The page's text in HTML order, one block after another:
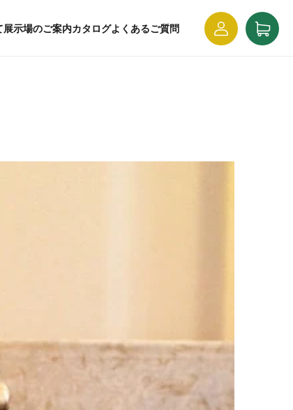
展示場のご案内カタログよくあるご質問
イ
カ
ー
ト